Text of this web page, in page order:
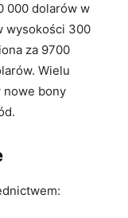
000 dolarów w
wysokości 300
za 9700
Wielu
bony